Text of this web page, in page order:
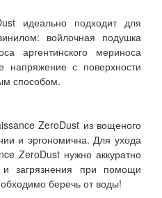
идеально подходит для
войлочная подушка
аргентинского мериноса
напряжение с поверхности
способом.
ZeroDust из вощеного
и эргономична. Для ухода
ZeroDust нужно аккуратно
загрязнения при помощи
беречь от воды!